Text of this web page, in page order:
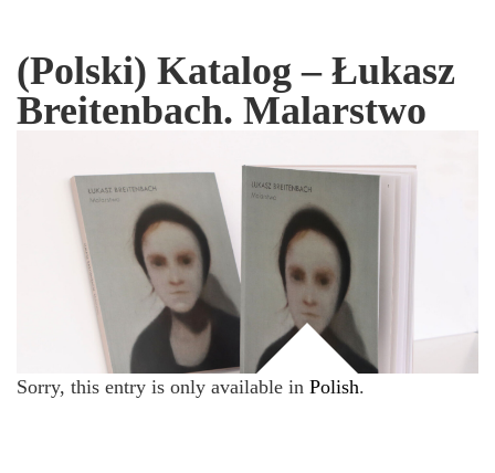
(Polski) Katalog – Łukasz
Breitenbach. Malarstwo
Sorry, this entry is only available in Polish.